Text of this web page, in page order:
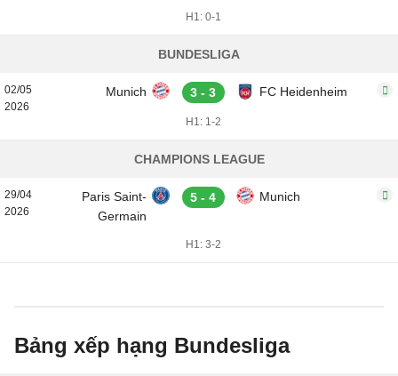
H1: 0-1
BUNDESLIGA
02/05
2026
Munich 3 - 3 FC Heidenheim
H1: 1-2
CHAMPIONS LEAGUE
29/04
2026
Paris Saint-
Germain
5 - 4 Munich
H1: 3-2
Bảng xếp hạng Bundesliga